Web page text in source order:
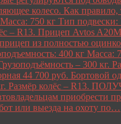
колесо. Как
750 кг Тип подвески:
– R13. Прицеп Avtos
из полностью
400 кг Масса:
– 300 кг.
44 700 руб. Бортовой
кг. Размёр колёс – R13.
приобрести
или выезда на охоту по…